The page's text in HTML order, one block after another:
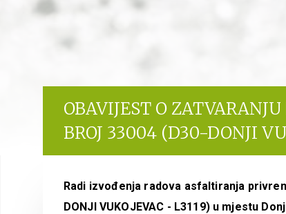
OBAVIJEST O
BROJ 33004 (D30-DONJI
Radi izvođenja radova asfaltiranja
DONJI VUKOJEVAC - L3119) u mjestu